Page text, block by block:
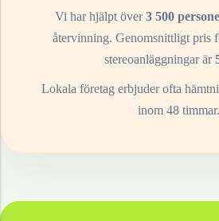
Vi har hjälpt över3 500
återvinning. Genomsnittligt pris
stereoanläggningarär
Lokala företag erbjuder ofta
inom 48 timmar.